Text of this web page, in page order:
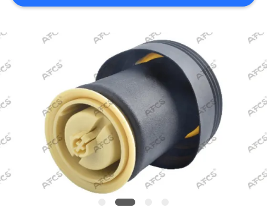
খবর
উদ্ধৃতি
অনুরোধ
সাইট
ম্যাপ